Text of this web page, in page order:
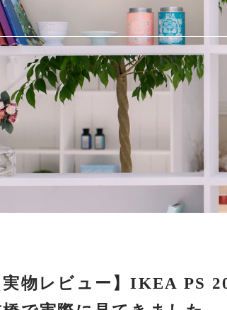
実物レビュー】IKEA PS